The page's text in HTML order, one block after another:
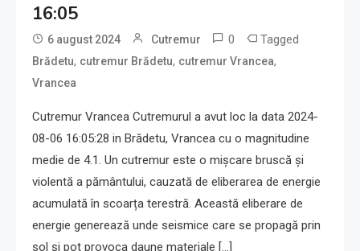
16:05
6 august 2024 Cutremur 0 Tagged
Brădetu, cutremur Brădetu, cutremur Vrancea,
Vrancea
Cutremur Vrancea Cutremurul a avut loc la data 2024-
08-06 16:05:28 in Brădetu, Vrancea cu o magnitudine
medie de 4.1. Un cutremur este o mișcare bruscă și
violentă a pământului, cauzată de eliberarea de energie
acumulată în scoarța terestră. Această eliberare de
energie generează unde seismice care se propagă prin
sol și pot provoca daune materiale […]